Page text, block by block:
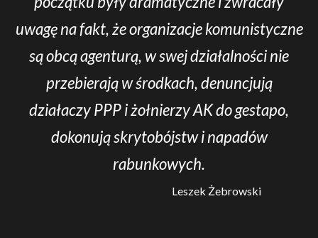
uwagę na fakt, że organizacje komunistyczne
są obcą agenturą, w swej działalności nie
przebierają w środkach, denuncjują
działaczy PPP i żołnierzy AK do gestapo,
dokonują skrytobójstw i napadów
rabunkowych.
Leszek Żebrowski